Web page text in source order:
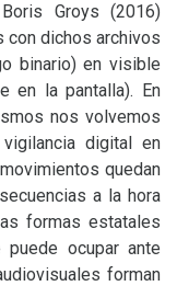
Groys (2016)
con dichos archivos
binario) en visible
en la pantalla). En
nos volvemos
digital en
quedan
a la hora
formas estatales
ocupar ante
forman